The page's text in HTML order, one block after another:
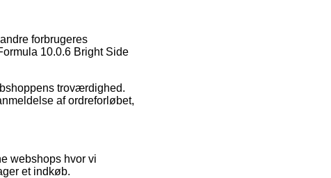
forbrugeres
10.0.6 Bright Side
troværdighed.
af ordreforløbet,
webshops hvor vi
et indkøb.